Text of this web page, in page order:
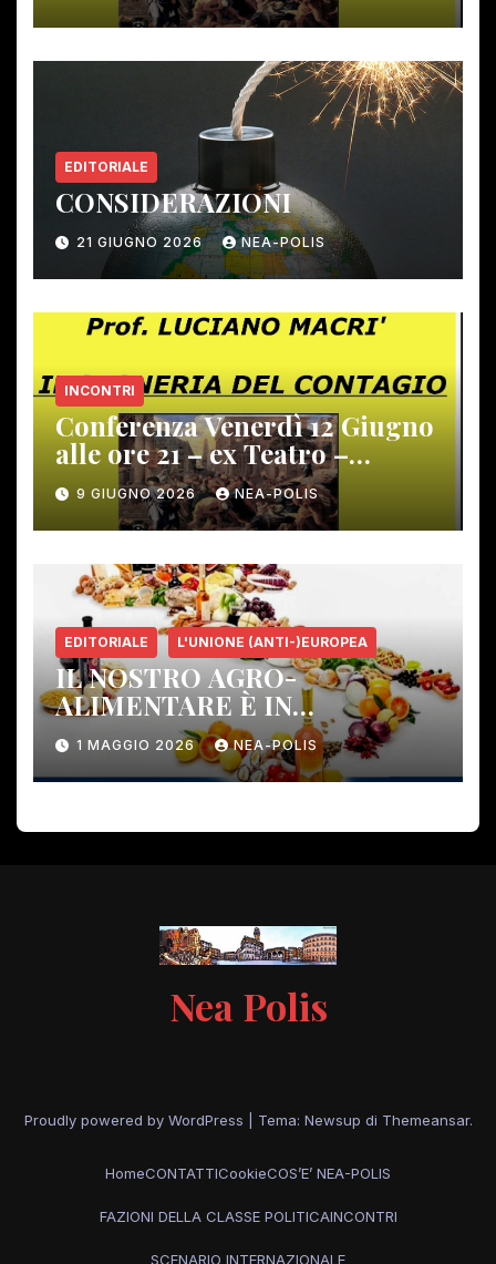
EDITORIALE
CONSIDERAZIONI
21 GIUGNO 2026 NEA-POLIS
INCONTRI
Conferenza Venerdì 12 Giugno
alle ore 21 – ex Teatro –
Gambassi Terme –
9 GIUGNO 2026 NEA-POLIS
EDITORIALE L'UNIONE (ANTI-)EUROPEA
IL NOSTRO AGRO-
ALIMENTARE È IN
PERICOLO!
1 MAGGIO 2026 NEA-POLIS
Nea Polis
Proudly powered by WordPress Tema: Newsup di Themeansar.
HomeCONTATTICookieCOS’E’ NEA-POLIS
FAZIONI DELLA CLASSE POLITICAINCONTRI
SCENARIO INTERNAZIONALE